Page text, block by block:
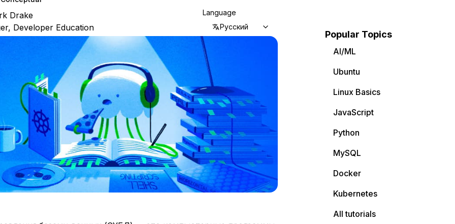
Drake
Developer Education
Language
Русский
Popular Topics
AI/ML
Ubuntu
Linux Basics
JavaScript
Python
MySQL
Docker
Kubernetes
All tutorials